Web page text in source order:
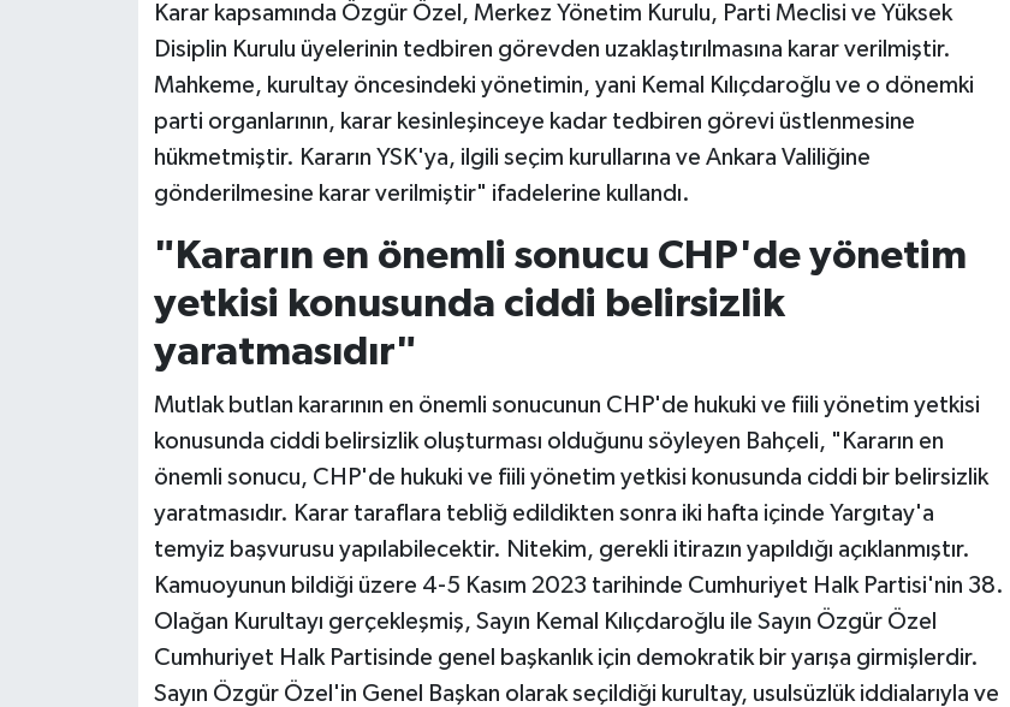
Karar kapsamında Özgür Özel, Merkez Yönetim Kurulu, Parti Meclisi ve Yüksek
Disiplin Kurulu üyelerinin tedbiren görevden uzaklaştırılmasına karar verilmiştir.
Mahkeme, kurultay öncesindeki yönetimin, yani Kemal Kılıçdaroğlu ve o dönemki
parti organlarının, karar kesinleşinceye kadar tedbiren görevi üstlenmesine
hükmetmiştir. Kararın YSK'ya, ilgili seçim kurullarına ve Ankara Valiliğine
gönderilmesine karar verilmiştir" ifadelerine kullandı.
"Kararın en önemli sonucu CHP'de yönetim
yetkisi konusunda ciddi belirsizlik
yaratmasıdır"
Mutlak butlan kararının en önemli sonucunun CHP'de hukuki ve fiili yönetim yetkisi
konusunda ciddi belirsizlik oluşturması olduğunu söyleyen Bahçeli, "Kararın en
önemli sonucu, CHP'de hukuki ve fiili yönetim yetkisi konusunda ciddi bir belirsizlik
yaratmasıdır. Karar taraflara tebliğ edildikten sonra iki hafta içinde Yargıtay'a
temyiz başvurusu yapılabilecektir. Nitekim, gerekli itirazın yapıldığı açıklanmıştır.
Kamuoyunun bildiği üzere 4-5 Kasım 2023 tarihinde Cumhuriyet Halk Partisi'nin 38.
Olağan Kurultayı gerçekleşmiş, Sayın Kemal Kılıçdaroğlu ile Sayın Özgür Özel
Cumhuriyet Halk Partisinde genel başkanlık için demokratik bir yarışa girmişlerdir.
Sayın Özgür Özel'in Genel Başkan olarak seçildiği kurultay, usulsüzlük iddialarıyla ve
Televizyon
Yaşam-Çevre